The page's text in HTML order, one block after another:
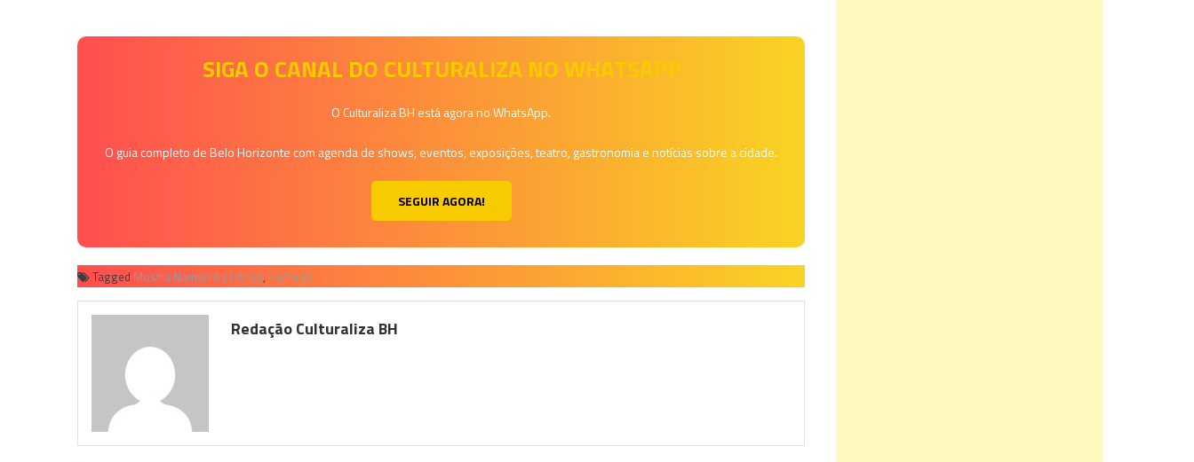
SIGA O CANAL DO CULTURALIZA NO WHATSAPP
O Culturaliza BH está agora no WhatsApp.
O guia completo de Belo Horizonte com agenda de shows, eventos, exposições, teatro, gastronomia e notícias sobre a cidade.
SEGUIR AGORA!
Tagged Mostra Namarra 21 Anos, Namarra
Redação Culturaliza BH